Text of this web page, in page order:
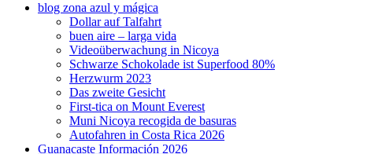
blog zona azul y mágica
Dollar auf Talfahrt
buen aire – larga vida
Videoüberwachung in Nicoya
Schwarze Schokolade ist Superfood 80%
Herzwurm 2023
Das zweite Gesicht
First-tica on Mount Everest
Muni Nicoya recogida de basuras
Autofahren in Costa Rica 2026
Guanacaste Información 2026